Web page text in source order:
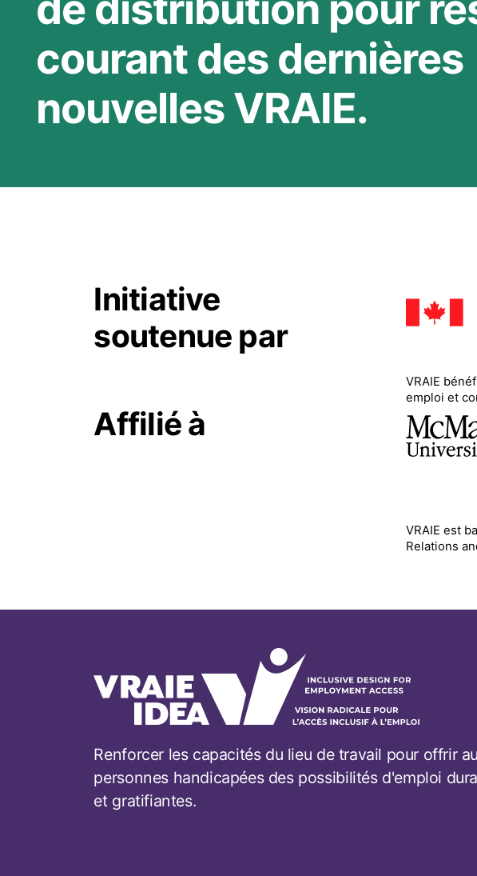
courant des dernières
nouvelles VRAIE.
Initiative
soutenue par
VRAIE
emploi et
Affilié à
VRAIE est
Relations
Renforcer les capacités du lieu de travail pour offrir
personnes handicapées des possibilités d'emploi
et gratifiantes.